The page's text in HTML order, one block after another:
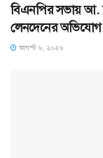
বিএনপির সভায় আ.
লেনদেনের অভিযোগ
আগস্ট ৬, ২০২৬